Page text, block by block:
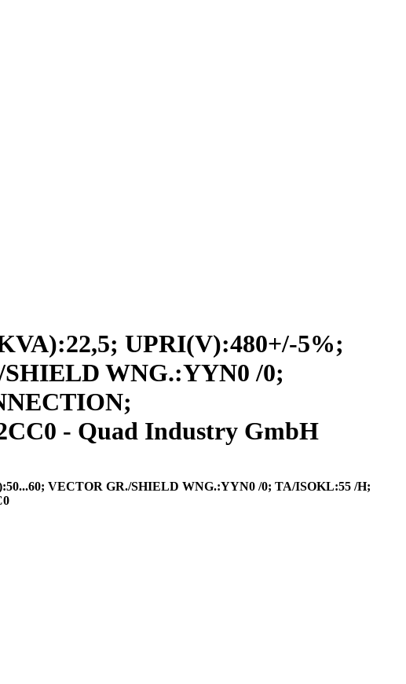
UPRI(V):480+/-5%;
WNG.:YYN0 /0;
- Quad Industry GmbH
VECTOR GR./SHIELD WNG.:YYN0 /0; TA/ISOKL:55 /H;